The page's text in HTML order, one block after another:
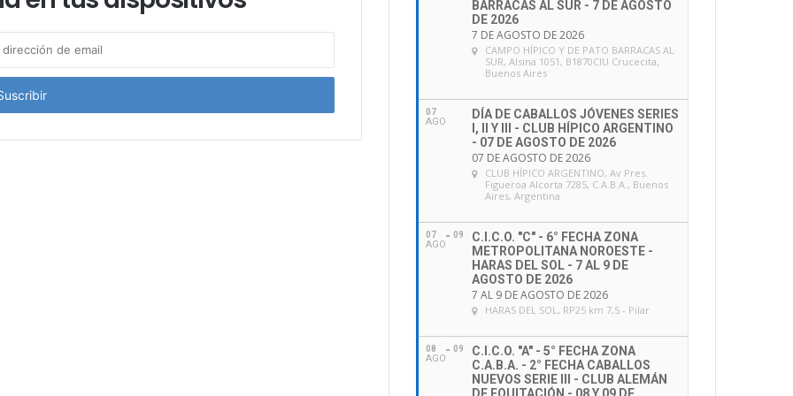
BARRACAS AL SUR - 7 DE AGOSTO
DE 2026
7 DE AGOSTO DE 2026
CAMPO HÍPICO Y DE PATO BARRACAS AL
SUR, Alsina 1051, B1870CIU Crucecita,
Buenos Aires
07
AGO
DÍA DE CABALLOS JÓVENES SERIES
I, II Y III - CLUB HÍPICO ARGENTINO
- 07 DE AGOSTO DE 2026
07 DE AGOSTO DE 2026
CLUB HÍPICO ARGENTINO, Av Pres.
Figueroa Alcorta 7285, C.A.B.A., Buenos
Aires, Argentina
07
AGO
09
C.I.C.O. "C" - 6° FECHA ZONA
METROPOLITANA NOROESTE -
HARAS DEL SOL - 7 AL 9 DE
AGOSTO DE 2026
7 AL 9 DE AGOSTO DE 2026
HARAS DEL SOL, RP25 km 7,5 - Pilar
08
AGO
09
C.I.C.O. "A" - 5° FECHA ZONA
C.A.B.A. - 2° FECHA CABALLOS
NUEVOS SERIE III - CLUB ALEMÁN